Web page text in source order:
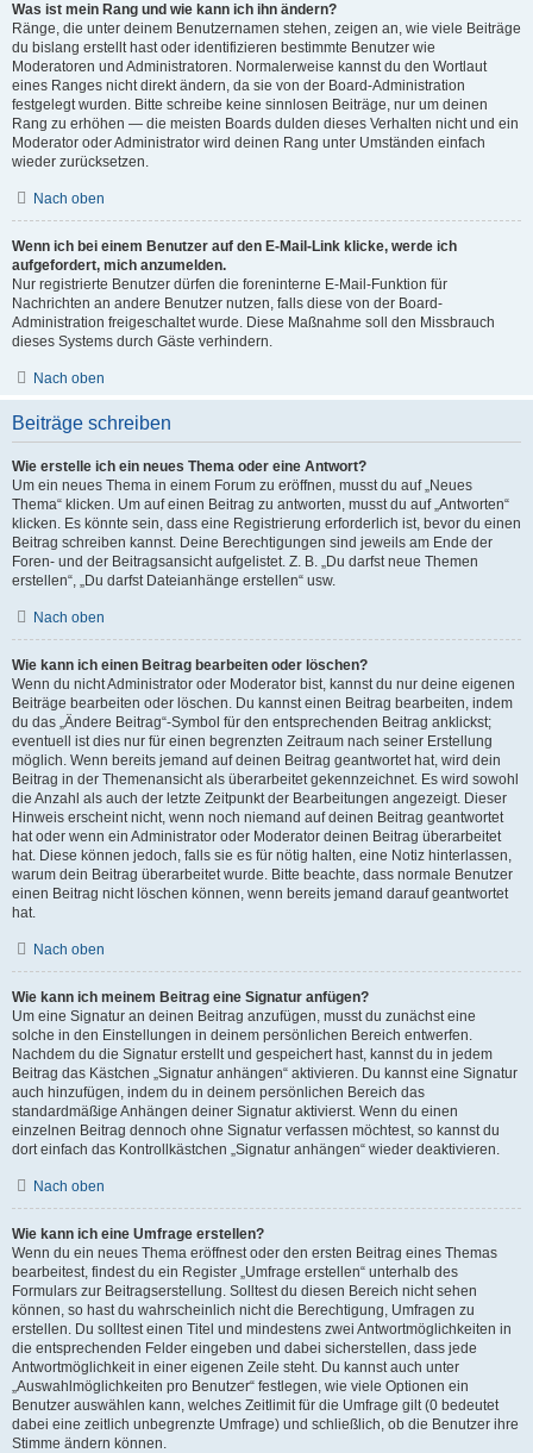
Was ist mein Rang und wie kann ich ihn ändern?
Ränge, die unter deinem Benutzernamen stehen, zeigen an, wie viele Beiträge
du bislang erstellt hast oder identifizieren bestimmte Benutzer wie
Moderatoren und Administratoren. Normalerweise kannst du den Wortlaut
eines Ranges nicht direkt ändern, da sie von der Board-Administration
festgelegt wurden. Bitte schreibe keine sinnlosen Beiträge, nur um deinen
Rang zu erhöhen — die meisten Boards dulden dieses Verhalten nicht und ein
Moderator oder Administrator wird deinen Rang unter Umständen einfach
wieder zurücksetzen.
Nach oben
Wenn ich bei einem Benutzer auf den E-Mail-Link klicke, werde ich
aufgefordert, mich anzumelden.
Nur registrierte Benutzer dürfen die foreninterne E-Mail-Funktion für
Nachrichten an andere Benutzer nutzen, falls diese von der Board-
Administration freigeschaltet wurde. Diese Maßnahme soll den Missbrauch
dieses Systems durch Gäste verhindern.
Nach oben
Beiträge schreiben
Wie erstelle ich ein neues Thema oder eine Antwort?
Um ein neues Thema in einem Forum zu eröffnen, musst du auf „Neues
Thema“ klicken. Um auf einen Beitrag zu antworten, musst du auf „Antworten“
klicken. Es könnte sein, dass eine Registrierung erforderlich ist, bevor du einen
Beitrag schreiben kannst. Deine Berechtigungen sind jeweils am Ende der
Foren- und der Beitragsansicht aufgelistet. Z. B. „Du darfst neue Themen
erstellen“, „Du darfst Dateianhänge erstellen“ usw.
Nach oben
Wie kann ich einen Beitrag bearbeiten oder löschen?
Wenn du nicht Administrator oder Moderator bist, kannst du nur deine eigenen
Beiträge bearbeiten oder löschen. Du kannst einen Beitrag bearbeiten, indem
du das „Ändere Beitrag“-Symbol für den entsprechenden Beitrag anklickst;
eventuell ist dies nur für einen begrenzten Zeitraum nach seiner Erstellung
möglich. Wenn bereits jemand auf deinen Beitrag geantwortet hat, wird dein
Beitrag in der Themenansicht als überarbeitet gekennzeichnet. Es wird sowohl
die Anzahl als auch der letzte Zeitpunkt der Bearbeitungen angezeigt. Dieser
Hinweis erscheint nicht, wenn noch niemand auf deinen Beitrag geantwortet
hat oder wenn ein Administrator oder Moderator deinen Beitrag überarbeitet
hat. Diese können jedoch, falls sie es für nötig halten, eine Notiz hinterlassen,
warum dein Beitrag überarbeitet wurde. Bitte beachte, dass normale Benutzer
einen Beitrag nicht löschen können, wenn bereits jemand darauf geantwortet
hat.
Nach oben
Wie kann ich meinem Beitrag eine Signatur anfügen?
Um eine Signatur an deinen Beitrag anzufügen, musst du zunächst eine
solche in den Einstellungen in deinem persönlichen Bereich entwerfen.
Nachdem du die Signatur erstellt und gespeichert hast, kannst du in jedem
Beitrag das Kästchen „Signatur anhängen“ aktivieren. Du kannst eine Signatur
auch hinzufügen, indem du in deinem persönlichen Bereich das
standardmäßige Anhängen deiner Signatur aktivierst. Wenn du einen
einzelnen Beitrag dennoch ohne Signatur verfassen möchtest, so kannst du
dort einfach das Kontrollkästchen „Signatur anhängen“ wieder deaktivieren.
Nach oben
Wie kann ich eine Umfrage erstellen?
Wenn du ein neues Thema eröffnest oder den ersten Beitrag eines Themas
bearbeitest, findest du ein Register „Umfrage erstellen“ unterhalb des
Formulars zur Beitragserstellung. Solltest du diesen Bereich nicht sehen
können, so hast du wahrscheinlich nicht die Berechtigung, Umfragen zu
erstellen. Du solltest einen Titel und mindestens zwei Antwortmöglichkeiten in
die entsprechenden Felder eingeben und dabei sicherstellen, dass jede
Antwortmöglichkeit in einer eigenen Zeile steht. Du kannst auch unter
„Auswahlmöglichkeiten pro Benutzer“ festlegen, wie viele Optionen ein
Benutzer auswählen kann, welches Zeitlimit für die Umfrage gilt (0 bedeutet
dabei eine zeitlich unbegrenzte Umfrage) und schließlich, ob die Benutzer ihre
Stimme ändern können.